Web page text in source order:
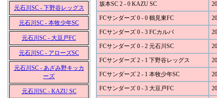
元石川SC - 下野谷レッグス
元石川SC - 本牧少年SC
元石川SC - 大豆戸FC
元石川SC - アローズSC
元石川SC - あざみ野キッカ
ーズ
元石川SC - KAZU SC
坂本SC 2 - 0 KAZU SC
FCサンダーズ 0 - 0 鶴見東FC
FCサンダーズ 0 - 3 FCカルパ
FCサンダーズ 0 - 2 元石川SC
FCサンダーズ 2 - 1 下野谷レッグス
FCサンダーズ 2 - 1 本牧少年SC
FCサンダーズ 0 - 3 大豆戸FC